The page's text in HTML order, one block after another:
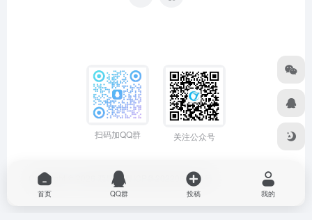
扫码加QQ群 关注公众号
Copyright © 2026 源导航 粤ICP备2022064704号
首页 QQ群 投稿 我的